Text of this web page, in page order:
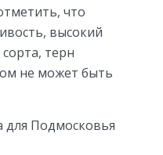
что
высокий
терн
не может быть
для Подмосковья